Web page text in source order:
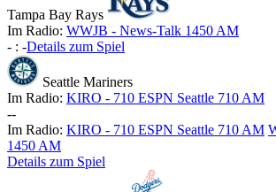
Tampa Bay Rays
Im Radio: WWJB - News-Talk 1450 AM
- : -Details zum Spiel
Seattle Mariners
Im Radio: KIRO - 710 ESPN Seattle 710 AM
--
Im Radio: KIRO - 710 ESPN Seattle 710 AM
1450 AM
Details zum Spiel